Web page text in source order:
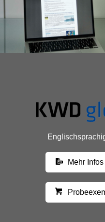
Mehr Infos